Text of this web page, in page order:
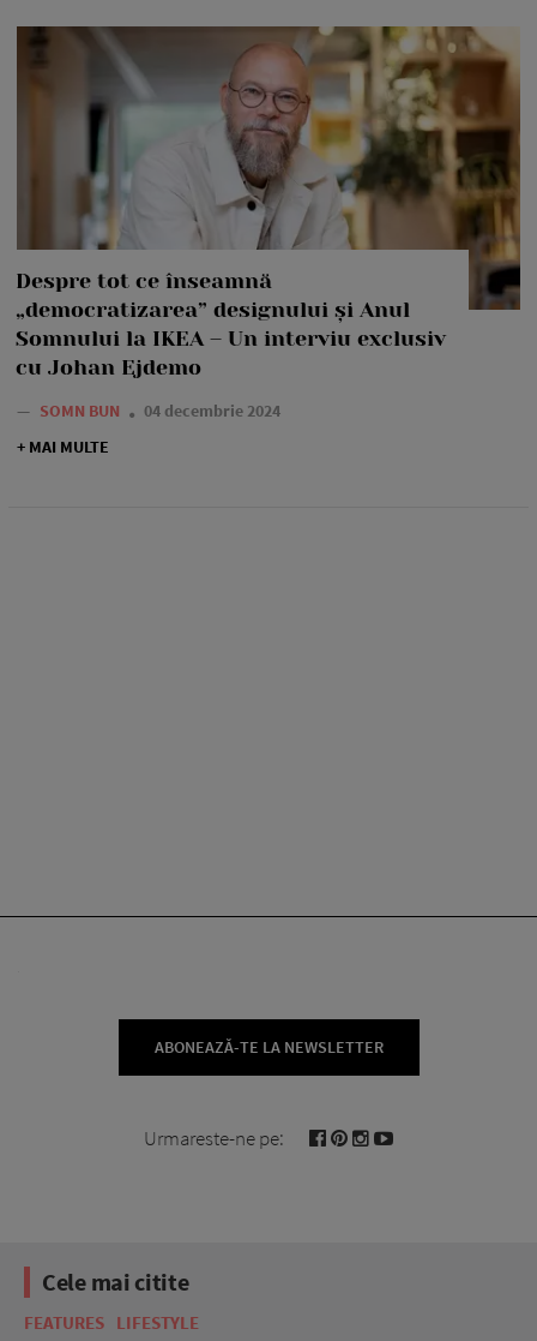
Despre tot ce înseamnă
„democratizarea” designului și Anul
Somnului la IKEA – Un interviu exclusiv
cu Johan Ejdemo
— SOMN BUN
04 decembrie 2024
+ MAI MULTE
ABONEAZĂ-TE LA NEWSLETTER
Urmareste-ne pe:
Cele mai citite
FEATURES LIFESTYLE